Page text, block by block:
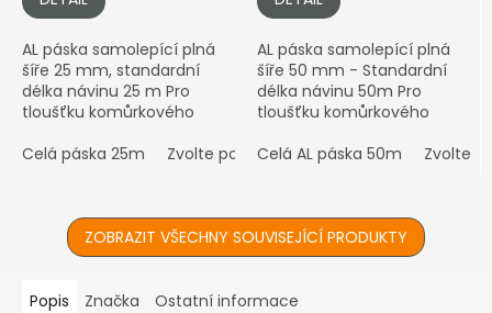
AL páska samolepící plná
šíře 25 mm, standardní
délka návinu 25 m Pro
tloušťku komůrkového
Hliníková (stříbrná)
Celá páska 25m Zvolte počet metrů
AL páska samolepící plná
šíře 50 mm - Standardní
délka návinu 50m Pro
tloušťku komůrkového
Hliníková (stříbrná)
Celá AL páska 50m Zvolte
ZOBRAZIT VŠECHNY SOUVISEJÍCÍ PRODUKTY
Popis Značka Ostatní informace